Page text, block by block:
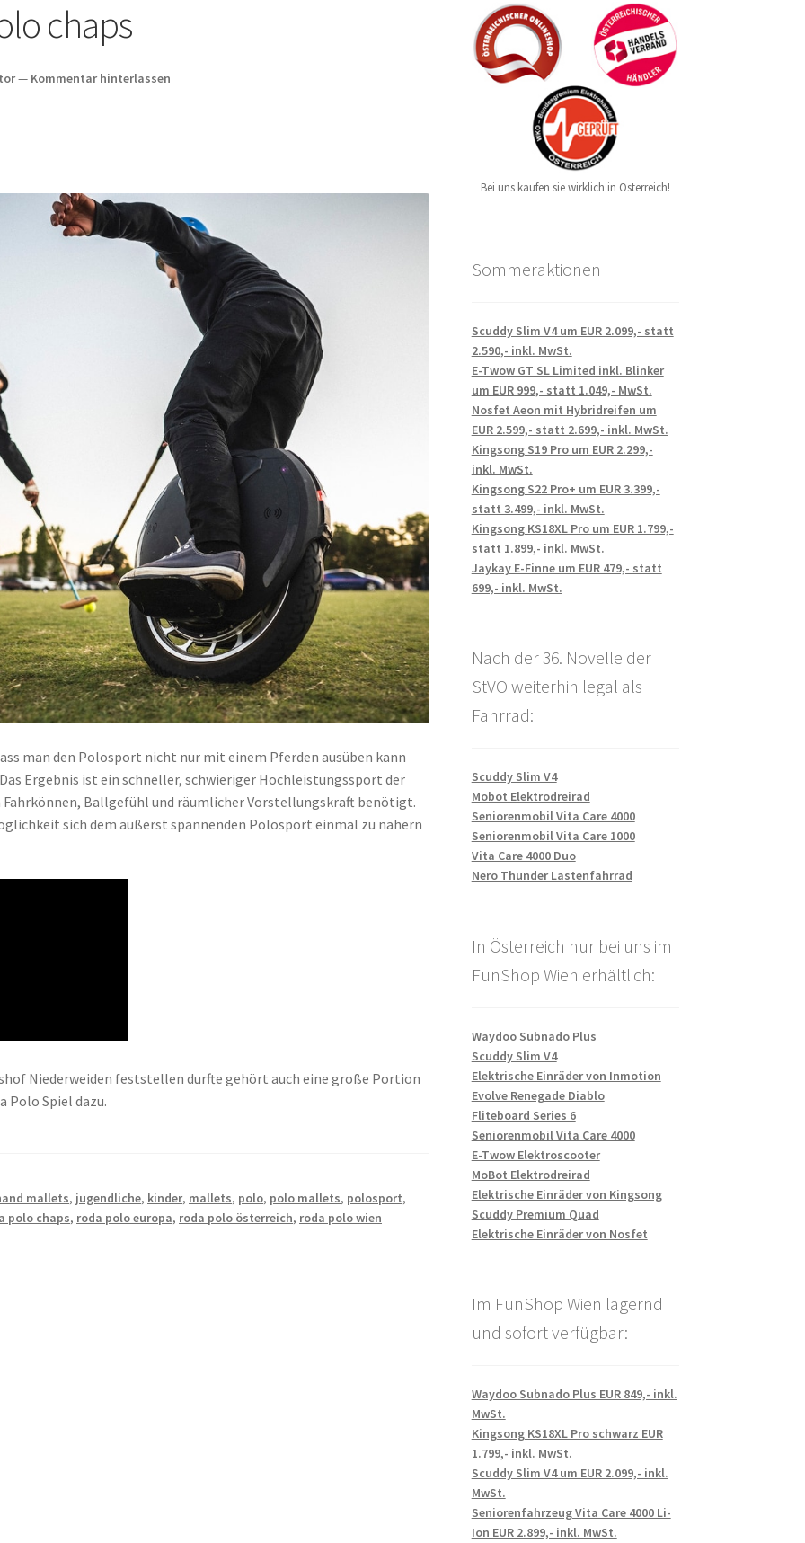
chaps
— Kommentar hinterlassen
man den Polosport nicht nur mit einem Pferden ausüben kann
Ergebnis ist ein schneller, schwieriger Hochleistungssport der
Ballgefühl und räumlicher Vorstellungskraft benötigt.
sich dem äußerst spannenden Polosport einmal zu nähern
Niederweiden feststellen durfte gehört auch eine große Portion
Polo Spiel dazu.
mallets, jugendliche, kinder, mallets, polo, polo mallets, polosport,
polo chaps, roda polo europa, roda polo österreich, roda polo wien
Bei uns kaufen sie wirklich in Österreich!
Sommeraktionen
Scuddy Slim V4 um EUR 2.099,- statt
2.590,- inkl. MwSt.
E-Twow GT SL Limited inkl. Blinker
um EUR 999,- statt 1.049,- MwSt.
Nosfet Aeon mit Hybridreifen um
EUR 2.599,- statt 2.699,- inkl. MwSt.
Kingsong S19 Pro um EUR 2.299,-
inkl. MwSt.
Kingsong S22 Pro+ um EUR 3.399,-
statt 3.499,- inkl. MwSt.
Kingsong KS18XL Pro um EUR 1.799,-
statt 1.899,- inkl. MwSt.
Jaykay E-Finne um EUR 479,- statt
699,- inkl. MwSt.
Nach der 36. Novelle der
StVO weiterhin legal als
Fahrrad:
Scuddy Slim V4
Mobot Elektrodreirad
Seniorenmobil Vita Care 4000
Seniorenmobil Vita Care 1000
Vita Care 4000 Duo
Nero Thunder Lastenfahrrad
In Österreich nur bei uns im
FunShop Wien erhältlich:
Waydoo Subnado Plus
Scuddy Slim V4
Elektrische Einräder von Inmotion
Evolve Renegade Diablo
Fliteboard Series 6
Seniorenmobil Vita Care 4000
E-Twow Elektroscooter
MoBot Elektrodreirad
Elektrische Einräder von Kingsong
Scuddy Premium Quad
Elektrische Einräder von Nosfet
Im FunShop Wien lagernd
und sofort verfügbar:
Waydoo Subnado Plus EUR 849,- inkl.
MwSt.
Kingsong KS18XL Pro schwarz EUR
1.799,- inkl. MwSt.
Scuddy Slim V4 um EUR 2.099,- inkl.
MwSt.
Seniorenfahrzeug Vita Care 4000 Li-
Ion EUR 2.899,- inkl. MwSt.